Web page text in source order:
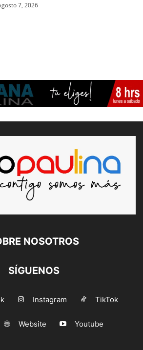
7, 2026
NOSOTROS
SÍGUENOS
Instagram TikTok
Website Youtube